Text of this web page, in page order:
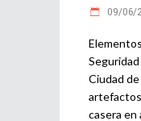
09/06/
Seguridad
Ciudad
casera en